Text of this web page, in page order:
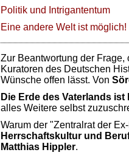
Politik und Intrigantentum
Eine andere Welt ist möglich!
Zur Beantwortung der Frage,
Kuratoren des Deutschen
Wünsche offen lässt. Von
Die Erde des Vaterlands ist
alles Weitere selbst
Warum der Zentralrat der
Herrschaftskultur und
Matthias Hippler.